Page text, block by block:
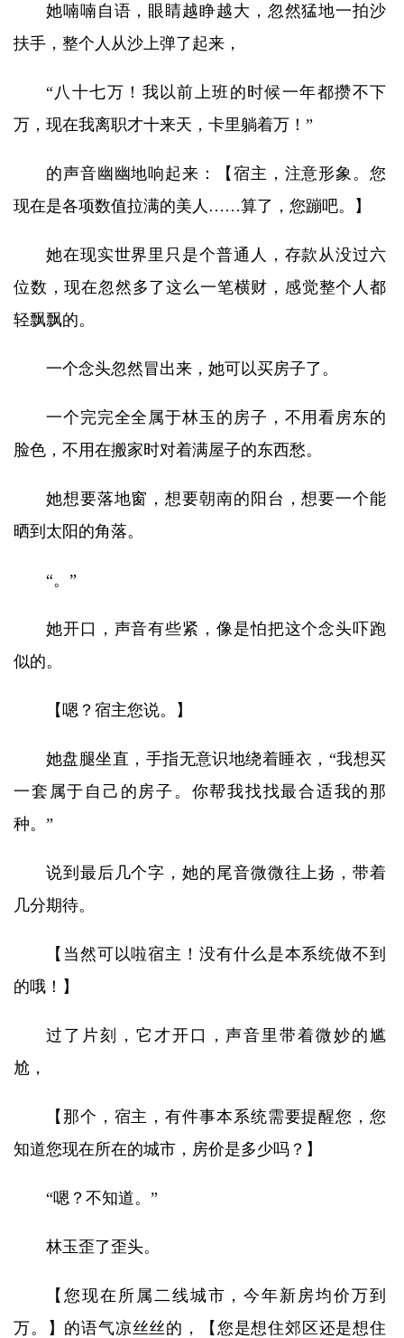
她喃喃自语，眼睛越睁越大，忽然猛地一拍沙
扶手，整个人从沙上弹了起来，
“八十七万！我以前上班的时候一年都攒不下
万，现在我离职才十来天，卡里躺着万！”
的声音幽幽地响起来：【宿主，注意形象。您
现在是各项数值拉满的美人……算了，您蹦吧。】
她在现实世界里只是个普通人，存款从没过六
位数，现在忽然多了这么一笔横财，感觉整个人都
轻飘飘的。
一个念头忽然冒出来，她可以买房子了。
一个完完全全属于林玉的房子，不用看房东的
脸色，不用在搬家时对着满屋子的东西愁。
她想要落地窗，想要朝南的阳台，想要一个能
晒到太阳的角落。
“。”
她开口，声音有些紧，像是怕把这个念头吓跑
似的。
【嗯？宿主您说。】
她盘腿坐直，手指无意识地绕着睡衣，“我想买
一套属于自己的房子。你帮我找找最合适我的那
种。”
说到最后几个字，她的尾音微微往上扬，带着
几分期待。
【当然可以啦宿主！没有什么是本系统做不到
的哦！】
过了片刻，它才开口，声音里带着微妙的尴
尬，
【那个，宿主，有件事本系统需要提醒您，您
知道您现在所在的城市，房价是多少吗？】
“嗯？不知道。”
林玉歪了歪头。
【您现在所属二线城市，今年新房均价万到
万。】的语气凉丝丝的，【您是想住郊区还是想住